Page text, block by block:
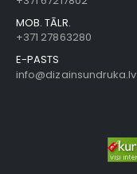
MOB. TĀLR.
+371 27863280
E-PASTS
info@dizainsundruka.lv